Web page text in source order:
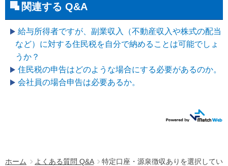
ホーム よくある質問 Q&A
特定口座・源泉徴収ありを選択してい
関連する Q&A
給与所得者ですが、副業収入（不動産収入や株式の配当
など）に対する住民税を自分で納めることは可能でしょ
うか？
住民税の申告はどのような場合にする必要があるのか。
会社員の場合申告は必要あるか。